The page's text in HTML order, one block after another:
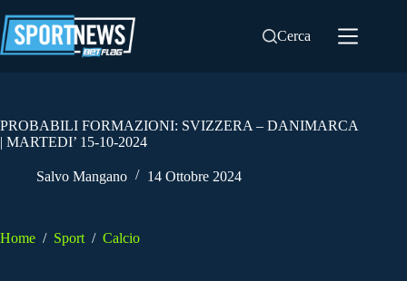
al
contenuto
Cerca
PROBABILI FORMAZIONI: SVIZZERA – DANIMARCA
| MARTEDI’ 15-10-2024
Salvo Mangano 14 Ottobre 2024
Home / Sport / Calcio